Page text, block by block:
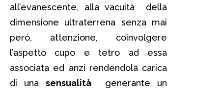
all’evanescente, alla vacuità della
dimensione ultraterrena senza mai
però, attenzione, coinvolgere
l’aspetto cupo e tetro ad essa
associata ed anzi rendendola carica
di unasensualità
generante un